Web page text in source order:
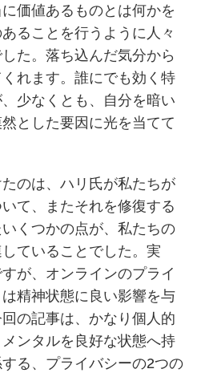
価値あるものとは何かを
ることを行うように人々
た。落ち込んだ気分から
れます。誰にでも効く特
少なくとも、自分を暗い
とした要因に光を当てて
のは、ハリ氏が私たちが
て、またそれを修復する
くつかの点が、私たちの
ていることでした。実
が、オンラインのプライ
精神状態に良い影響を与
の記事は、かなり個人的
ンタルを良好な状態へ持
る、プライバシーの2つの